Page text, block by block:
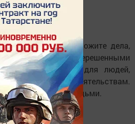
покупки.
много. Отложите дела,
устали, оставьте нерешенными
будет легким для людей,
к обстоятельствам.
с близкими людьми.